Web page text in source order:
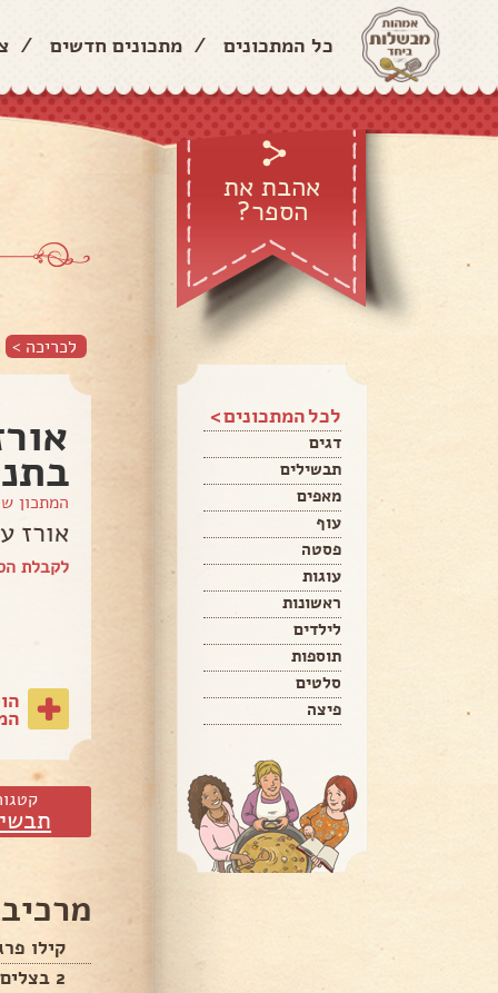
כל המתכונים / מתכונים חדשים /
אהבת את
הספר?
לכל המתכונים >
דגים
תבשילים
מאפים
עוף
פסטה
עוגות
ראשונות
לילדים
תוספות
סלטים
פיצה
לכריכה >
המתכון
אורז
לקבלת
קילו
2 בצלים